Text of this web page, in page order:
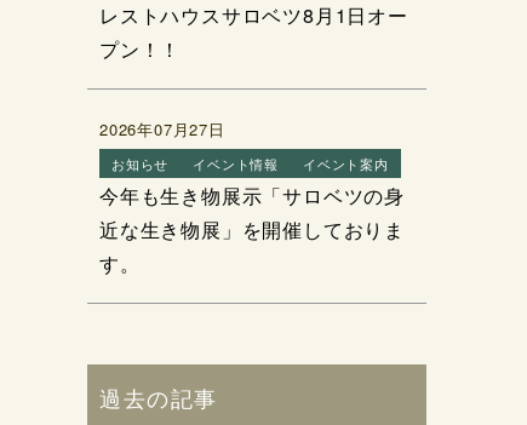
レストハウスサロベツ8月1日オー
プン！！
2026年07月27日
お知らせ イベント情報 イベント案内
今年も生き物展示「サロベツの身
近な生き物展」を開催しておりま
す。
過去の記事